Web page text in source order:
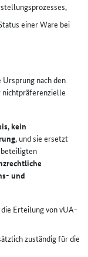
einer Ware bei
nach den
nichtpräferenzielle
kein
, und sie ersetzt
und
Erteilung von vUA-
zuständig für die